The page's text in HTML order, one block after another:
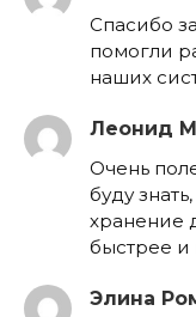
Спасибо
помогли
наших
Леонид
Очень
буду
хранение
быстрее и
Элина